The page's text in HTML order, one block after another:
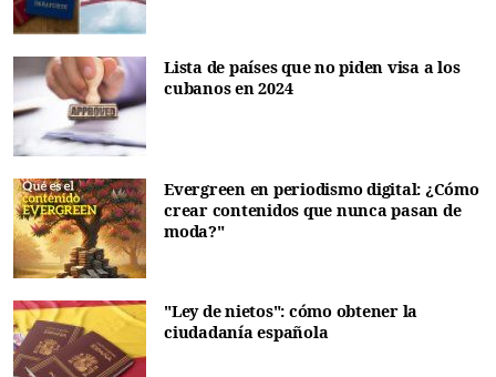
Lista de países que no piden visa a los
cubanos en 2024
Evergreen en periodismo digital: ¿Cómo
crear contenidos que nunca pasan de
moda?"
"Ley de nietos": cómo obtener la
ciudadanía española